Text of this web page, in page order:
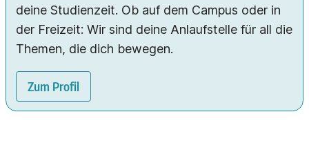
deine Studienzeit. Ob auf dem Campus oder in
der Freizeit: Wir sind deine Anlaufstelle für all die
Themen, die dich bewegen.
Zum Profil